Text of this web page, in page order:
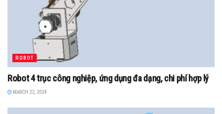
ROBOT
Robot 4 trục công nghiệp, ứng dụng đa dạng, chi phí hợp lý
MARCH 22, 2024